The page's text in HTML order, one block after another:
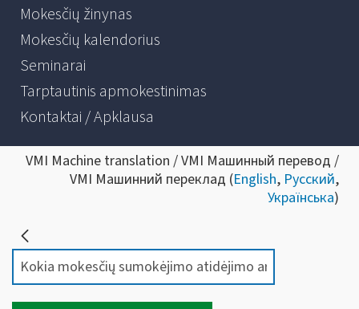
Mokesčių žinynas
Mokesčių kalendorius
Seminarai
Tarptautinis apmokestinimas
Kontaktai / Apklausa
VMI Machine translation / VMI Машинный перевод /
VMI Машинний переклад (English, Русский,
Українська)